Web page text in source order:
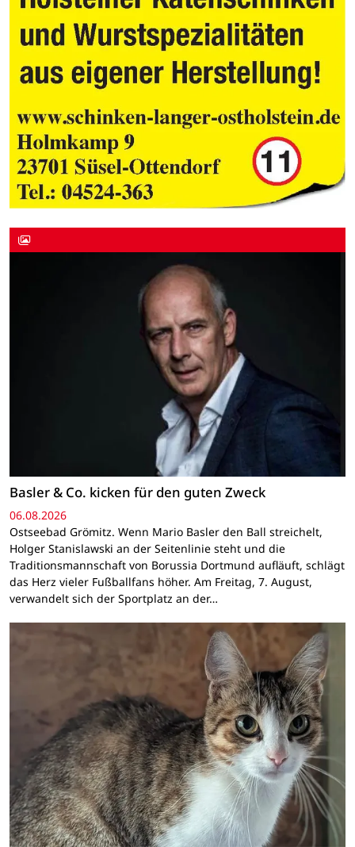
Basler & Co. kicken für den guten Zweck
06.08.2026
Ostseebad Grömitz. Wenn Mario Basler den Ball streichelt,
Holger Stanislawski an der Seitenlinie steht und die
Traditionsmannschaft von Borussia Dortmund aufläuft, schlägt
das Herz vieler Fußballfans höher. Am Freitag, 7. August,
verwandelt sich der Sportplatz an der…